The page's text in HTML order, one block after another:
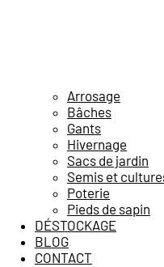
Arrosage
Bâches
Gants
Hivernage
Sacs de jardin
Semis et
Poterie
Pieds de sapin
DÉSTOCKAGE
BLOG
CONTACT